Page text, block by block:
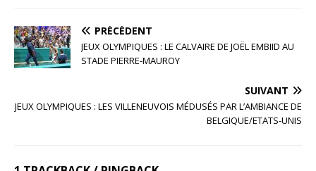
PRÉCÉDENT
JEUX OLYMPIQUES : LE CALVAIRE DE JOËL EMBIID AU
STADE PIERRE-MAUROY
SUIVANT
JEUX OLYMPIQUES : LES VILLENEUVOIS MÉDUSÉS PAR L’AMBIANCE DE
BELGIQUE/ETATS-UNIS